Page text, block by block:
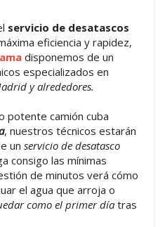
servicio de desatascos
eficiencia y rapidez,
disponemos de un
especializados en
y alrededores.
potente camión cuba
, nuestros técnicos estarán
un servicio de desatasco
consigo las mínimas
de minutos verá cómo
el agua que arroja o
como el primer díatras